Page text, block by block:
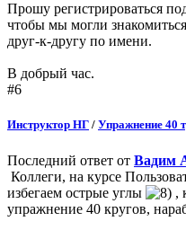
Прошу регистрироваться
чтобы мы могли
друг-к-другу по имени.
В добрый час.
#6
Инструктор НГ / Упражнение 40
Последний ответ от Вадим
Коллеги, на курсе
избегаем острые углы
,
упражнение 40 кругов,